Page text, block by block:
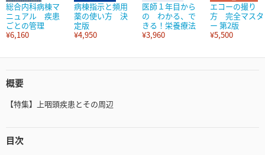
総合内科病棟マ
ニュアル 疾患
ごとの管理
¥6,160
病棟指示と頻用
薬の使い方 決
定版
¥4,950
医師１年目から
の わかる、で
きる！栄養療法
¥3,960
エコーの撮り
方 完全マスタ
ー 第2版
¥5,500
概要
【特集】上咽頭疾患とその周辺
目次